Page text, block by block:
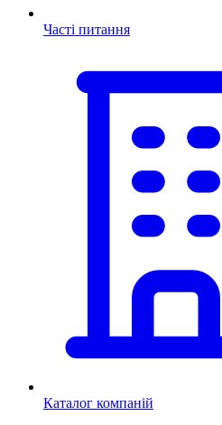
Часті питання
Каталог компаній